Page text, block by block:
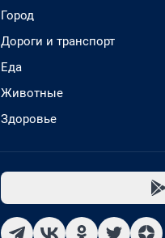
Город
Дороги и транспорт
Еда
Животные
Здоровье